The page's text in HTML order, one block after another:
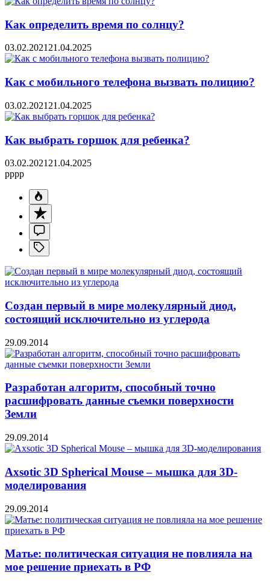
Как определить время по солнцу?
03.02.2021 21.04.2025
Как с мобильного телефона вызвать полицию?
03.02.2021 21.04.2025
Как выбрать горшок для ребенка?
03.02.2021 21.04.2025
pppp
Создан первый в мире молекулярный диод,
состоящий исключительно из углерода
29.09.2014
Разработан алгоритм, способный точно
расшифровать данные съемки поверхности
Земли
29.09.2014
Axsotic 3D Spherical Mouse – мышка для 3D-
моделирования
29.09.2014
Матье: политическая ситуация не повлияла на
мое решение приехать в РФ